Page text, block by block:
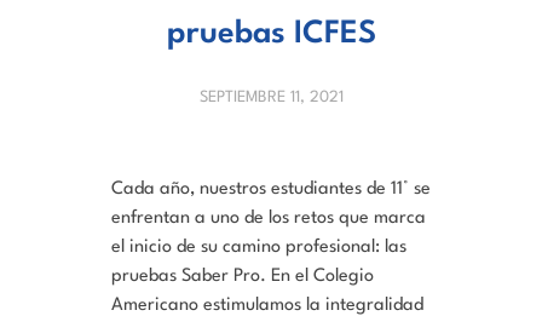
pruebas ICFES
SEPTIEMBRE 11, 2021
Cada año, nuestros estudiantes de 11° se
enfrentan a uno de los retos que marca
el inicio de su camino profesional: las
pruebas Saber Pro. En el Colegio
Americano estimulamos la integralidad